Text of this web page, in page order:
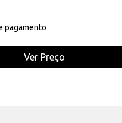
pagamento
Ver Preço